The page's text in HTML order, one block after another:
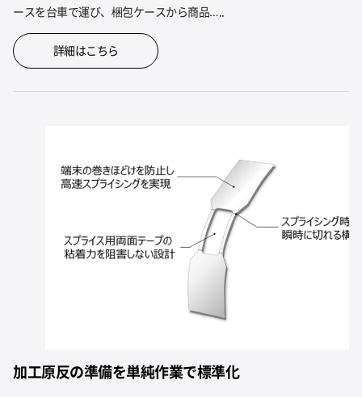
ースを台車で運び、梱包ケースから商品…..
詳細はこちら
加工原反の準備を単純作業で標準化